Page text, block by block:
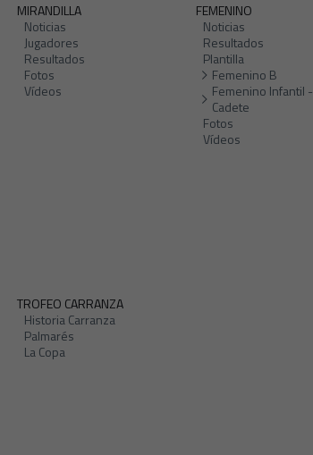
MIRANDILLA
Noticias
Jugadores
Resultados
Fotos
Vídeos
FEMENINO
Noticias
Resultados
Plantilla
Femenino B
Femenino Infantil -
Cadete
Fotos
Vídeos
TROFEO CARRANZA
Historia Carranza
Palmarés
La Copa